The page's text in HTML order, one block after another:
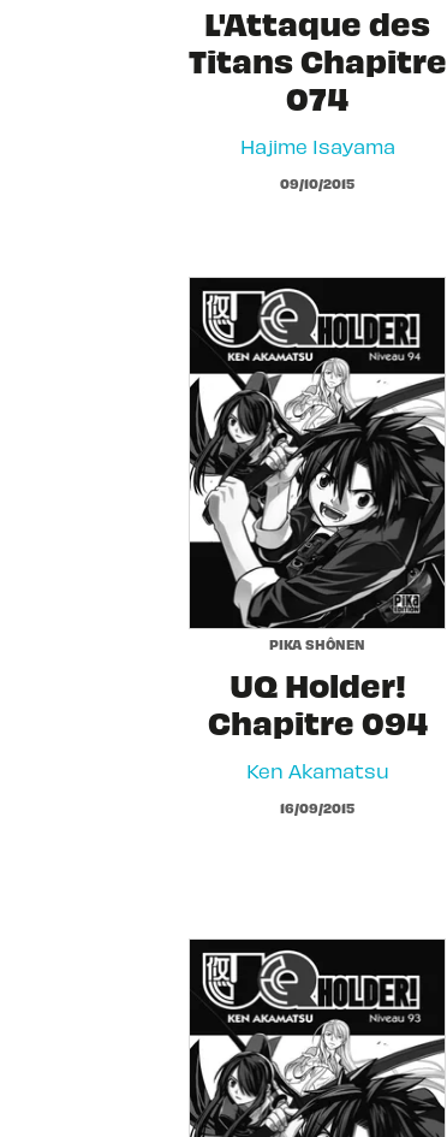
L'Attaque des
Titans Chapitre
074
Hajime Isayama
09/10/2015
PIKA SHÔNEN
UQ Holder!
Chapitre 094
Ken Akamatsu
16/09/2015